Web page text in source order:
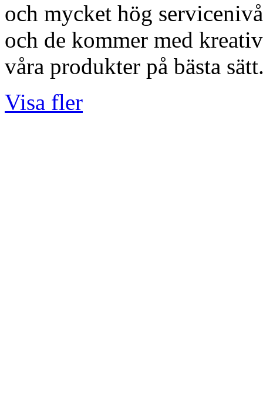
och mycket hög
och de kommer med
våra produkter på bästa
Visa fler